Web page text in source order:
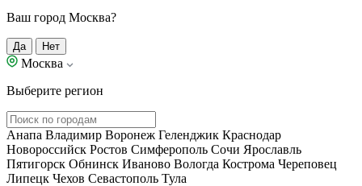
Ваш город Москва?
Да Нет
Москва
Выберите регион
Анапа Владимир Воронеж Геленджик Краснодар
Новороссийск Ростов Симферополь Сочи Ярославль
Пятигорск Обнинск Иваново Вологда Кострома Череповец
Липецк Чехов Севастополь Тула